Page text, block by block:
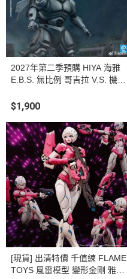
2027年第二季預購 HIYA 海雅
E.B.S. 無比例 哥吉拉 V.S. 機械
可動完成品
$1,900
[現貨] 出清特價 千值練 FLAME
TOYS 風雷模型 變形金剛 雅希